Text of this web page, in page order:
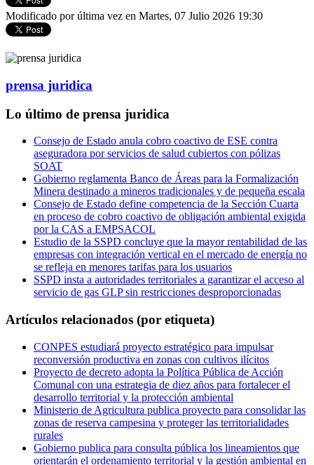
Modificado por última vez en Martes, 07 Julio 2026 19:30
prensa juridica
Lo último de prensa juridica
Consejo de Estado anula cobro coactivo de ESE contra
aseguradora por servicios de salud cubiertos con pólizas
SOAT
Gobierno reglamenta Banco de Áreas para la Formalización
Minera destinado a mineros tradicionales y de pequeña escala
Consejo de Estado define competencia de la Sección Cuarta
en proceso de cobro coactivo de obligación ambiental exigida
por la CAS a EMPSACOL
Estudio de la SSPD concluye que la mayor rentabilidad de las
empresas con integración vertical en el mercado de energía no
se refleja en menores tarifas para los usuarios
SSPD insta a autoridades territoriales a garantizar el acceso al
servicio de gas GLP sin restricciones desproporcionadas
Artículos relacionados (por etiqueta)
CONPES estudiará proyecto estratégico para impulsar
reconversión productiva en zonas con cultivos ilícitos
Proyecto de decreto adopta la Política Pública de Acción
Comunal con una estrategia de diez años para fortalecer el
desarrollo territorial y la protección ambiental
Ministerio de Agricultura publica proyecto para consolidar las
zonas de reserva campesina y proteger las territorialidades
rurales
Gobierno publica para consulta pública los lineamientos que
orientarán el ordenamiento territorial y la gestión ambiental en